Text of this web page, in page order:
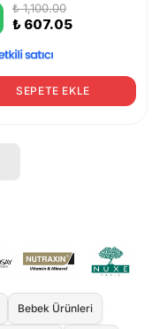
₺ 1,100.00
₺ 607.05
SEPETE EKLE
Bebek Ürünleri